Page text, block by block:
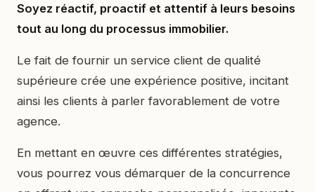
Soyez réactif, proactif et attentif à leurs besoins
tout au long du processus immobilier.
Le fait de fournir un service client de qualité
supérieure crée une expérience positive, incitant
ainsi les clients à parler favorablement de votre
agence.
En mettant en œuvre ces différentes stratégies,
vous pourrez vous démarquer de la concurrence